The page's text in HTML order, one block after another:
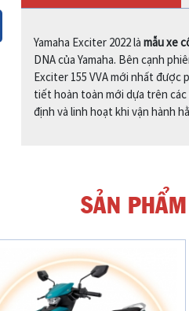
Yamaha Exciter 2022 là mẫu xe
DNA của Yamaha. Bên cạnh
Exciter 155 VVA mới nhất được
tiết hoàn toàn mới dựa trên
định và linh hoạt khi vận hành
SẢN